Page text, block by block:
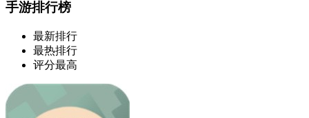
手游排行榜
最新排行
最热排行
评分最高